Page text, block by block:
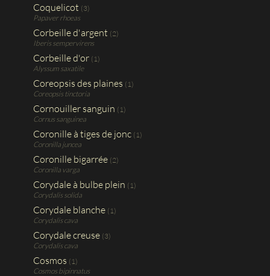
Coquelicot (3)
Papaver rhoeas
Corbeille d'argent (2)
Iberis sempervirens
Corbeille d'or (1)
Alyssum saxatile
Coreopsis des plaines (1)
Coreopsis tinctoria
Cornouiller sanguin (1)
Cornus sanguinea
Coronille à tiges de jonc (1)
Coronilla juncea
Coronille bigarrée (2)
Coronilla varga
Corydale à bulbe plein (1)
Corydalis solida
Corydale blanche (1)
Corydalis cava
Corydale creuse (3)
Corydalis cava
Cosmos (1)
Cosmos bipinnatus